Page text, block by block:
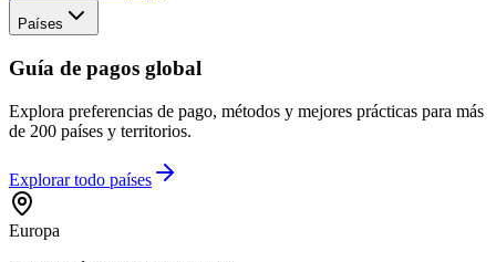
Países
Guía de pagos global
Explora preferencias de pago, métodos y mejores prácticas para más
de 200 países y territorios.
Explorar todo países
Europa